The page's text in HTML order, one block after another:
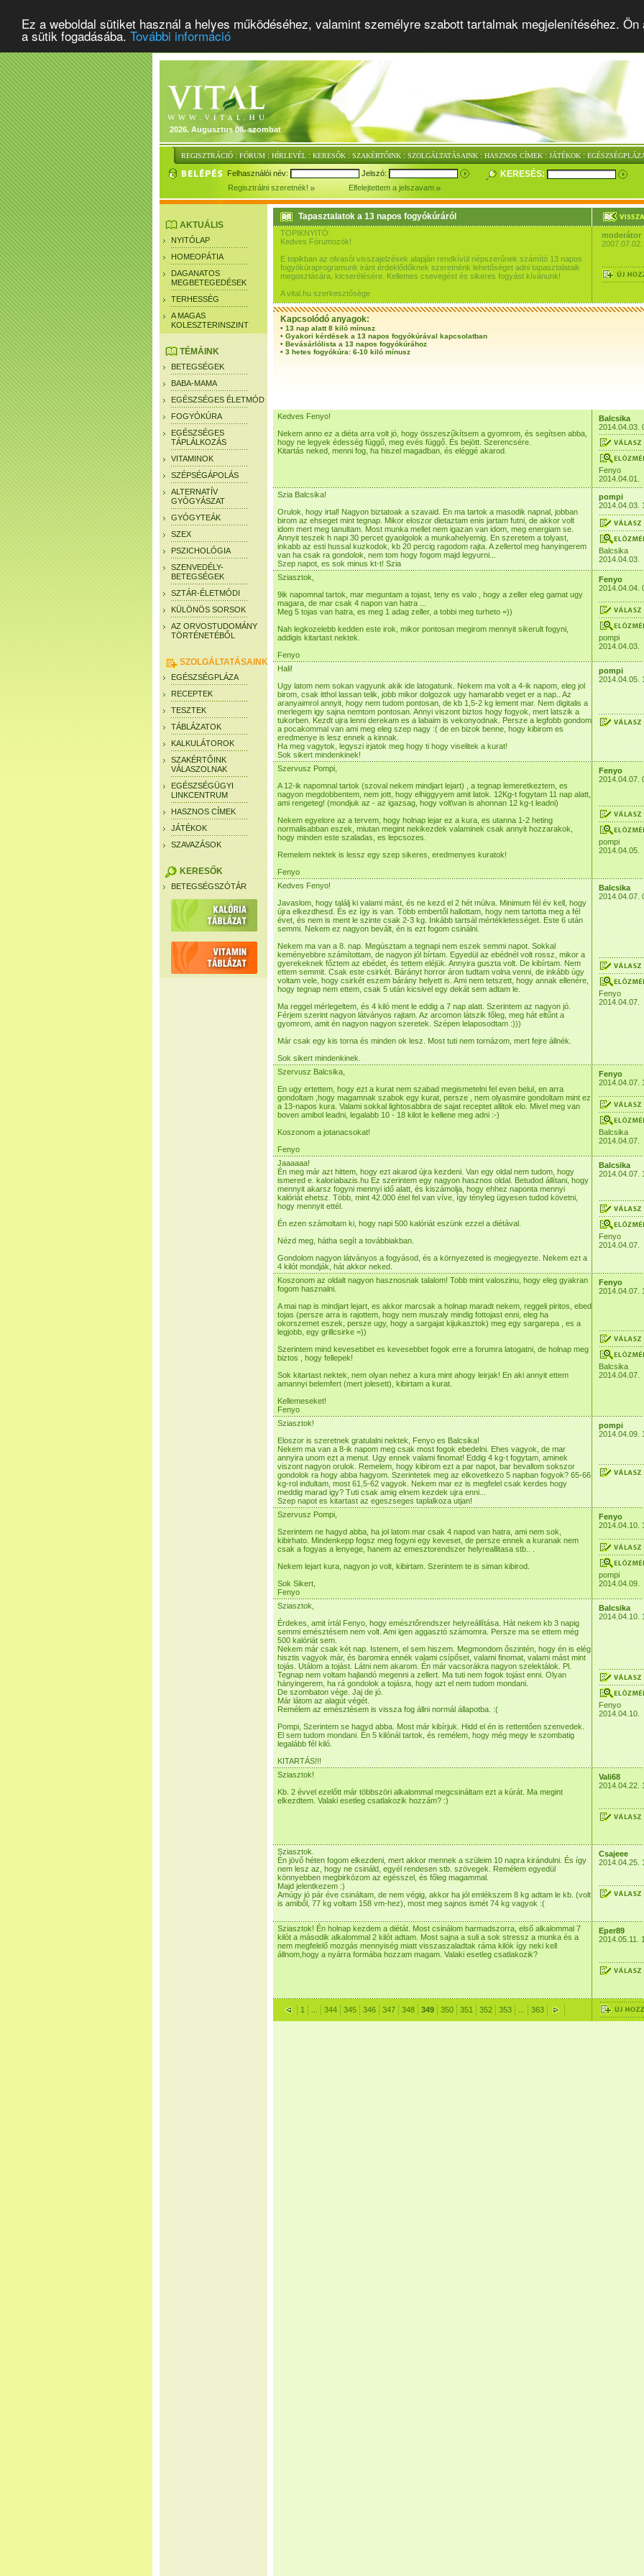
Ez a weboldal sütiket használ a helyes működéséhez, valamint személyre szabott tartalmak megjelenítéséhez.
a sütik fogadásába. További információ
2026. Augusztus 08. szombat
REGISZTRÁCIÓ : FÓRUM : HÍRLEVÉL : KERESŐK : SZAKÉRTŐINK : SZOLGÁLTATÁSAINK : HASZNOS CÍMEK : JÁTÉKOK :
Felhasználói név: Jelszó: KERESÉS:
Regisztrálni szeretnék! Elfelejtettem a jelszavam
AKTUÁLIS
NYITÓLAP
HOMEOPÁTIA
DAGANATOS
MEGBETEGEDÉSEK
TERHESSÉG
A MAGAS
KOLESZTERINSZINT
TÉMÁINK
BETEGSÉGEK
BABA-MAMA
EGÉSZSÉGES ÉLETMÓD
FOGYÓKÚRA
EGÉSZSÉGES
TÁPLÁLKOZÁS
VITAMINOK
SZÉPSÉGÁPOLÁS
ALTERNATÍV
GYÓGYÁSZAT
GYÓGYTEÁK
SZEX
PSZICHOLÓGIA
SZENVEDÉLY-
BETEGSÉGEK
SZTÁR-ÉLETMÓDI
KÜLÖNÖS SORSOK
AZ ORVOSTUDOMÁNY
TÖRTÉNETÉBŐL
SZOLGÁLTATÁSAINK
EGÉSZSÉGPLÁZA
RECEPTEK
TESZTEK
TÁBLÁZATOK
KALKULÁTOROK
SZAKÉRTŐINK
VÁLASZOLNAK
EGÉSZSÉGÜGYI
LINKCENTRUM
HASZNOS CÍMEK
JÁTÉKOK
SZAVAZÁSOK
KERESŐK
BETEGSÉGSZÓTÁR
Tapasztalatok a 13 napos fogyókúráról
TOPIKNYITÓ:
Kedves Fórumozók!
E topikban az olvasói visszajelzések alapján rendkívül népszerűnek számító 13 napos
fogyókúraprogramunk iránt érdeklődőknek szeretnénk lehetőséget adni tapasztalataik
megosztására, kicserélésére. Kellemes csevegést és sikeres fogyást kívánunk!
A vital.hu szerkesztősége
moderátor
Kapcsolódó anyagok:
• 13 nap alatt 8 kiló mínusz
• Gyakori kérdések a 13 napos fogyókúrával kapcsolatban
• Bevásárlólista a 13 napos fogyókúrához
• 3 hetes fogyókúra: 6-10 kiló mínusz
Kedves Fenyo!
Nekem anno ez a diéta arra volt jó, hogy összeszűkítsem a gyomrom, és segítsen abba,
hogy ne legyek édesség függő, meg evés függő. És bejött. Szerencsére.
Kitartás neked, menni fog, ha hiszel magadban, és eléggé akarod.
Balcsika
2014.04.03.
Fenyo
2014.04.01.
Szia Balcsika!
Orulok, hogy irtal! Nagyon biztatoak a szavaid. En ma tartok a masodik napnal, jobban
birom az ehseget mint tegnap. Mikor eloszor dietaztam enis jartam futni, de akkor volt
idom mert meg tanultam. Most munka mellet nem igazan van idom, meg energiam se.
Annyit teszek h napi 30 percet gyaolgolok a munkahelyemig. En szeretem a tolyast,
inkabb az esti hussal kuzkodok, kb 20 percig ragodom rajta. A zellertol meg hanyingerem
van ha csak ra gondolok, nem tom hogy fogom majd legyurni...
Szep napot, es sok minus kt-t! Szia
pompi
2014.04.03.
Balcsika
2014.04.03.
Sziasztok,
9ik napomnal tartok, mar meguntam a tojast, teny es valo , hogy a zeller eleg gamat ugy
magara, de mar csak 4 napon van hatra ...
Meg 5 tojas van hatra, es meg 1 adag zeller, a tobbi meg turheto =))
Nah legkozelebb kedden este irok, mikor pontosan megirom mennyit sikerult fogyni,
addigis kitartast nektek.
Fenyo
Fenyo
2014.04.04.
pompi
2014.04.03.
Hali!
Ugy latom nem sokan vagyunk akik ide latogatunk. Nekem ma volt a 4-ik napom, eleg jol
birom, csak itthol lassan telik, jobb mikor dolgozok ugy hamarabb veget er a nap.. Az
aranyaimrol annyit, hogy nem tudom pontosan, de kb 1,5-2 kg lement mar. Nem digitalis a
merlegem igy sajna nemtom pontosan. Annyi viszont biztos hogy fogyok, mert latszik a
tukorben. Kezdt ujra lenni derekam es a labaim is vekonyodnak. Persze a legfobb gondom
a pocakommal van ami meg eleg szep nagy :( de en bizok benne, hogy kibirom es
eredmenye is lesz ennek a kinnak.
Ha meg vagytok, legyszi irjatok meg hogy ti hogy viselitek a kurat!
Sok sikert mindenkinek!
pompi
2014.04.05.
Szervusz Pompi,
A 12-ik napomnal tartok (szoval nekem mindjart lejart) , a tegnap lemeretkeztem, es
nagyon megdobbentem, nem jott, hogy elhiggyyem amit latok. 12Kg-t fogytam 11 nap alatt,
ami rengeteg! (mondjuk az - az igazsag, hogy volt\van is ahonnan 12 kg-t leadni)
Nekem egyelore az a tervem, hogy holnap lejar ez a kura, es utanna 1-2 heting
normalisabban eszek, miutan megint nekikezdek valaminek csak annyit hozzarakok,
hogy minden este szaladas, es lepcsozes.
Remelem nektek is lessz egy szep sikeres, eredmenyes kuratok!
Fenyo
Fenyo
2014.04.07.
pompi
2014.04.05.
Kedves Fenyo!
Javaslom, hogy találj ki valami mást, és ne kezd el 2 hét múlva. Minimum fél év kell, hogy
újra elkezdhesd. És ez így is van. Több embertől hallottam, hogy nem tartotta meg a fél
évet, és nem is ment le szinte csak 2-3 kg. Inkább tartsál mértékletességet. Este 6 után
semmi. Nekem ez nagyon bevált, én is ezt fogom csinálni.
Nekem ma van a 8. nap. Megúsztam a tegnapi nem eszek semmi napot. Sokkal
keményebbre számítottam, de nagyon jól bírtam. Egyedül az ebédnél volt rossz, mikor a
gyerekeknek főztem az ebédet, és tettem eléjük. Annyira guszta volt. De kibírtam. Nem
ettem semmit. Csak este csirkét. Bárányt horror áron tudtam volna venni, de inkább úgy
voltam vele, hogy csirkét eszem bárány helyett is. Ami nem tetszett, hogy annak ellenére,
hogy tegnap nem ettem, csak 5 után kicsivel egy dekát sem adtam le.
Ma reggel mérlegeltem, és 4 kiló ment le eddig a 7 nap alatt. Szerintem az nagyon jó.
Férjem szerint nagyon látványos rajtam. Az arcomon látszik főleg, meg hát eltűnt a
gyomrom, amit én nagyon nagyon szeretek. Szépen lelaposodtam :)))
Már csak egy kis torna és minden ok lesz. Most tuti nem tornázom, mert fejre állnék.
Sok sikert mindenkinek.
Balcsika
2014.04.07.
Fenyo
2014.04.07.
Szervusz Balcsika,
En ugy ertettem, hogy ezt a kurat nem szabad megismetelni fel even belul, en arra
gondoltam ,hogy magamnak szabok egy kurat, persze , nem olyasmire gondoltam mint ez
a 13-napos kura. Valami sokkal lightosabbra de sajat receptet allitok elo. Mivel meg van
boven amibol leadni, legalabb 10 - 18 kilot le kellene meg adni :-)
Koszonom a jotanacsokat!
Fenyo
Fenyo
2014.04.07.
Balcsika
2014.04.07.
Jaaaaaa!
Én meg már azt hittem, hogy ezt akarod újra kezdeni. Van egy oldal nem tudom, hogy
ismered e. kaloriabazis.hu Ez szerintem egy nagyon hasznos oldal. Betudod állítani, hogy
mennyit akarsz fogyni mennyi idő alatt, és kiszámolja, hogy ehhez naponta mennyi
kalóriát ehetsz. Több, mint 42.000 étel fel van víve, így tényleg ügyesen tudod követni,
hogy mennyit ettél.
Én ezen számoltam ki, hogy napi 500 kalóriát eszünk ezzel a diétával.
Nézd meg, hátha segít a továbbiakban.
Gondolom nagyon látványos a fogyásod, és a környezeted is megjegyezte. Nekem ezt a
4 kilót mondják, hát akkor neked.
Balcsika
2014.04.07.
Fenyo
2014.04.07.
Koszonom az oldalt nagyon hasznosnak talalom! Tobb mint valoszinu, hogy eleg gyakran
fogom hasznalni.
A mai nap is mindjart lejart, es akkor marcsak a holnap maradt nekem, reggeli piritos, ebed
tojas (persze arra is rajottem, hogy nem muszaly mindig fottojast enni, eleg ha
okorszemet eszek, persze ugy, hogy a sargajat kijukasztok) meg egy sargarepa , es a
legjobb, egy grillcsirke =))
Szerintem mind kevesebbet es kevesebbet fogok erre a forumra latogatni, de holnap meg
biztos , hogy fellepek!
Sok kitartast nektek, nem olyan nehez a kura mint ahogy leirjak! En aki annyit ettem
amannyi belemfert (mert jolesett), kibirtam a kurat.
Kellemeseket!
Fenyo
Fenyo
2014.04.07.
Balcsika
2014.04.07.
Sziasztok!
Eloszor is szeretnek gratulalni nektek, Fenyo es Balcsika!
Nekem ma van a 8-ik napom meg csak most fogok ebedelni. Ehes vagyok, de mar
annyira unom ezt a menut. Ugy ennek valami finomat! Eddig 4 kg-t fogytam, aminek
viszont nagyon orulok. Remelem, hogy kibirom ezt a par napot, bar bevallom sokszor
gondolok ra hogy abba hagyom. Szerintetek meg az elkovetkezo 5 napban fogyok? 65-66
kg-rol indultam, most 61,5-62 vagyok. Nekem mar ez is megfelel csak kerdes hogy
meddig marad igy? Tuti csak amig elnem kezdek ujra enni...
Szep napot es kitartast az egeszseges taplalkoza utjan!
pompi
2014.04.09.
Szervusz Pompi,
Szerintem ne hagyd abba, ha jol latom mar csak 4 napod van hatra, ami nem sok,
kibirhato. Mindenkepp fogsz meg fogyni egy keveset, de persze ennek a kuranak nem
csak a fogyas a lenyege, hanem az emesztorendszer helyreallitasa stb.. .
Nekem lejart kura, nagyon jo volt, kibirtam. Szerintem te is siman kibirod.
Sok Sikert,
Fenyo
Fenyo
2014.04.10.
pompi
2014.04.09.
Sziasztok,
Érdekes, amit írtál Fenyo, hogy emésztőrendszer helyreállítása. Hát nekem kb 3 napig
semmi emésztésem nem volt. Ami igen aggasztó számomra. Persze ma se ettem még
500 kalóriát sem.
Nekem már csak két nap. Istenem, el sem hiszem. Megmondom őszintén, hogy én is elég
hisztis vagyok már, és baromira ennék valami csípőset, valami finomat, valami mást mint
tojás. Utálom a tojást. Látni nem akarom. Én már vacsorákra nagyon szelektálok. Pl.
Tegnap nem voltam hajlandó megenni a zellert. Ma tuti nem fogok tojást enni. Olyan
hányingerem, ha rá gondolok a tojásra, hogy azt el nem tudom mondani.
De szombaton vége. Jaj de jó.
Már látom az alagút végét.
Remélem az emésztésem is vissza fog állni normál állapotba. :(
Pompi, Szerintem se hagyd abba. Most már kibírjuk. Hidd el én is rettentően szenvedek.
El sem tudom mondani. Én 5 kilónál tartok, és remélem, hogy még megy le szombatig
legalább fél kiló.
KITARTÁS!!!
Balcsika
2014.04.10.
Fenyo
2014.04.10.
Sziasztok!
Kb. 2 évvel ezelőtt már többszöri alkalommal megcsináltam ezt a kúrát. Ma megint
elkezdtem. Valaki esetleg csatlakozik hozzám? :)
Vali68
2014.04.22.
Sziasztok.
Én jövő héten fogom elkezdeni, mert akkor mennek a szüleim 10 napra kirándulni. És így
nem lesz az, hogy ne csináld, egyél rendesen stb. szövegek. Remélem egyedül
könnyebben megbirkózom az egésszel, és főleg magammal.
Majd jelentkezem :)
Amúgy jó pár éve csináltam, de nem végig, akkor ha jól emlékszem 8 kg adtam le kb. (volt
is amiből, 77 kg voltam 158 vm-hez), most meg sajnos ismét 74 kg vagyok :(
Csajeee
2014.04.25.
Sziasztok! Én holnap kezdem a diétát. Most csinálom harmadszorra, első alkalommal 7
kilót a második alkalommal 2 kilót adtam. Most sajna a suli a sok stressz a munka és a
nem megfelelő mozgás mennyiség miatt visszaszaladtak ráma kilók így neki kell
állnom,hogy a nyárra formába hozzam magam. Valaki esetleg csatlakozik?
Eper89
2014.05.11.
1 344 345 346 347 348 349 350 351 352 353 363